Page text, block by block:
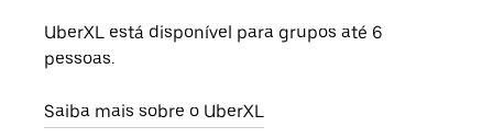
UberXL está disponível para grupos até 6
pessoas.
Saiba mais sobre o UberXL